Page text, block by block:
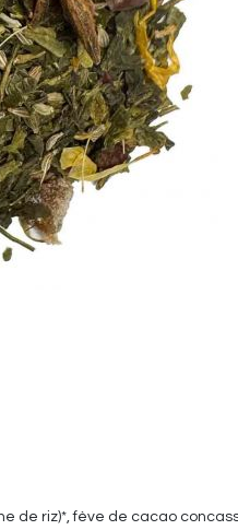
de riz)*, fève de cacao